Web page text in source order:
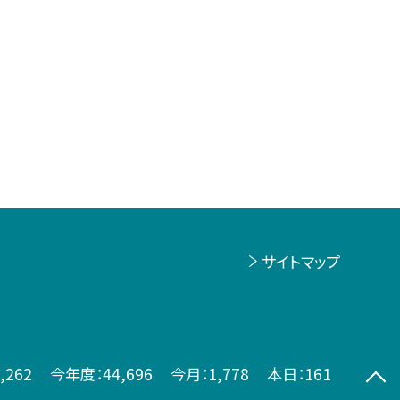
サイトマップ
今年度：44,696 今月：1,778 本日：161